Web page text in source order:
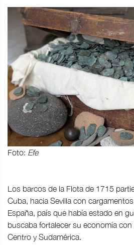
Foto: Efe
Los barcos de la Flota de 1715
Cuba, hacia Sevilla con
España, país que había estado en
buscaba fortalecer su economía con
Centro y Sudamérica.